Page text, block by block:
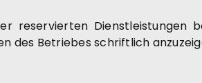
reservierten Dienstleistungen
des Betriebes schriftlich